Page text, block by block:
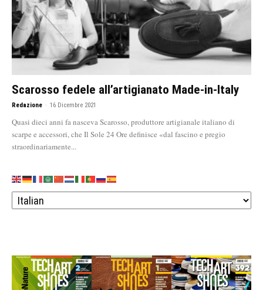
Scarosso fedele all’artigianato Made-in-Italy
Redazione - 16 Dicembre 2021
Quasi dieci anni fa nasceva Scarosso, produttore artigianale italiano di
scarpe e accessori, che Il Sole 24 Ore definisce «dal fascino e pregio
straordinariamente...